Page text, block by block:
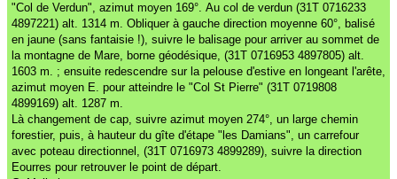
"Col de Verdun", azimut moyen 169°. Au col de verdun (31T 0716233
4897221) alt. 1314 m. Obliquer à gauche direction moyenne 60°, balisé
en jaune (sans fantaisie !), suivre le balisage pour arriver au sommet de
la montagne de Mare, borne géodésique, (31T 0716953 4897805) alt.
1603 m. ; ensuite redescendre sur la pelouse d'estive en longeant l'arête,
azimut moyen E. pour atteindre le "Col St Pierre" (31T 0719808
4899169) alt. 1287 m.
Là changement de cap, suivre azimut moyen 274°, un large chemin
forestier, puis, à hauteur du gîte d'étape "les Damians", un carrefour
avec poteau directionnel, (31T 0716973 4899289), suivre la direction
Eourres pour retrouver le point de départ.